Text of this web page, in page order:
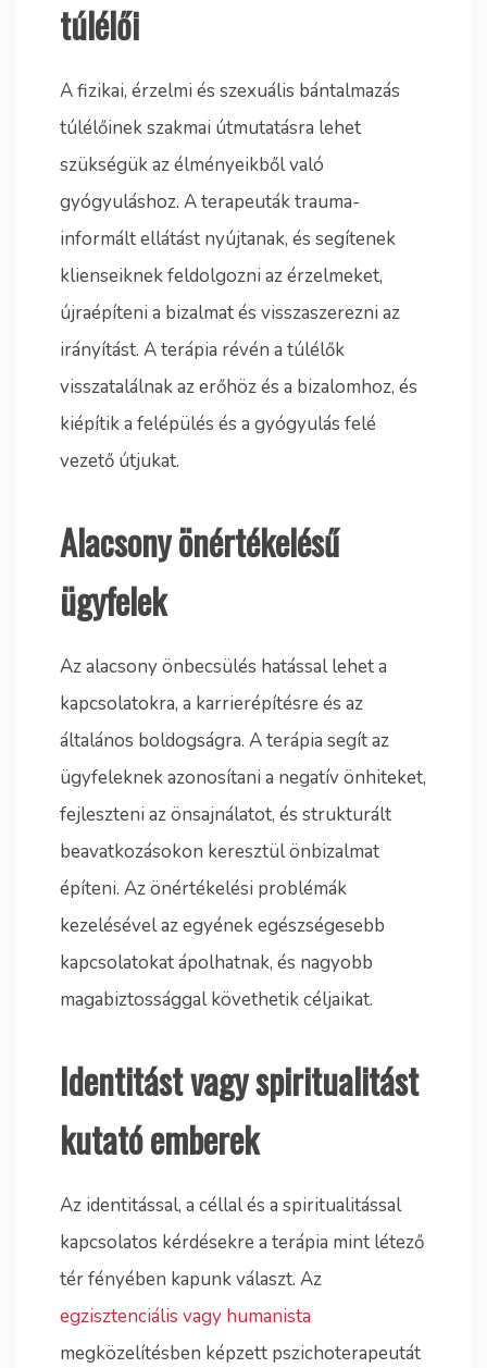
túlélői
A fizikai, érzelmi és szexuális bántalmazás
túlélőinek szakmai útmutatásra lehet
szükségük az élményeikből való
gyógyuláshoz. A terapeuták trauma-
informált ellátást nyújtanak, és segítenek
klienseiknek feldolgozni az érzelmeket,
újraépíteni a bizalmat és visszaszerezni az
irányítást. A terápia révén a túlélők
visszatalálnak az erőhöz és a bizalomhoz, és
kiépítik a felépülés és a gyógyulás felé
vezető útjukat.
Alacsony önértékelésű
ügyfelek
Az alacsony önbecsülés hatással lehet a
kapcsolatokra, a karrierépítésre és az
általános boldogságra. A terápia segít az
ügyfeleknek azonosítani a negatív önhiteket,
fejleszteni az önsajnálatot, és strukturált
beavatkozásokon keresztül önbizalmat
építeni. Az önértékelési problémák
kezelésével az egyének egészségesebb
kapcsolatokat ápolhatnak, és nagyobb
magabiztossággal követhetik céljaikat.
Identitást vagy spiritualitást
kutató emberek
Az identitással, a céllal és a spiritualitással
kapcsolatos kérdésekre a terápia mint létező
tér fényében kapunk választ. Az
egzisztenciális vagy humanista
megközelítésben képzett pszichoterapeutát